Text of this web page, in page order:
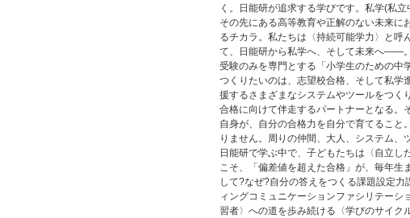
く。日能研が追求する学びです。私学(私
その先にある高等教育や正解のない未来に
るチカラ。私たちは〈持続可能学力〉と呼
て、日能研から私学へ、そして未来へ——
受験のみを専門とする「小学生のための中
つくりたいのは、志望校合格、そして私学
援するさまざまなシステムやツールをつく
合格に向けて伴走するパートナーとなる。
自身が、自分の合格力を自分で育てること
りません。周りの仲間、大人、システム、
日能研で学ぶ中で、子どもたちは〈自立し
こそ、「偏差値を超えた合格」が、毎年生
して?なぜ?自分の答えをつくる課題設定
ィングコミュニケーションファシリテー
習者〉への道を歩み続ける〈学びのサイ